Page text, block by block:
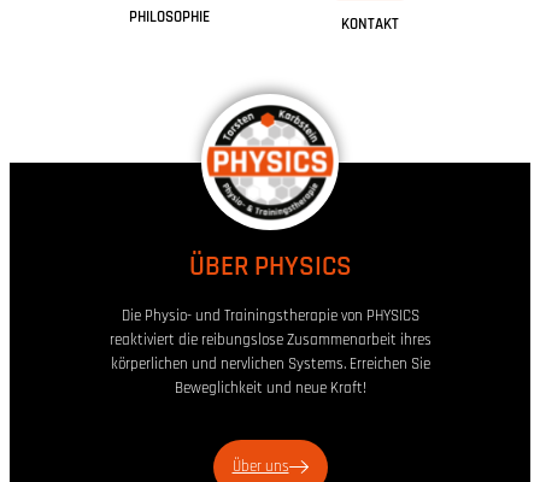
PHILOSOPHIE KONTAKT
ÜBER PHYSICS
Die Physio- und Trainingstherapie von PHYSICS
reaktiviert die reibungslose Zusammenarbeit ihres
körperlichen und nervlichen Systems. Erreichen Sie
Beweglichkeit und neue Kraft!
Über uns